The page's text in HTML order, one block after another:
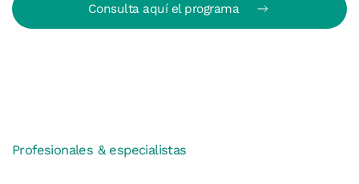
Consulta aquí el programa
Profesionales & especialistas